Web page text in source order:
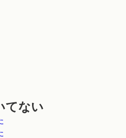
てない